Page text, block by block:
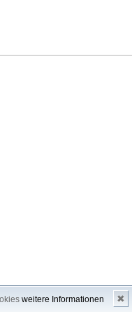
weitere Informationen ✖